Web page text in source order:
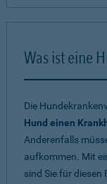
Was ist eine
Die
Hund einen
Anderenfalls
aufkommen. Mit
sind Sie für diesen